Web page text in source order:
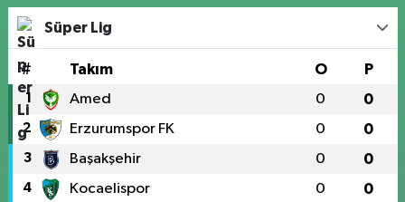
Süper Lig
# Takım O P
1 Amed 0 0
2 Erzurumspor FK 0 0
3 Başakşehir 0 0
4 Kocaelispor 0 0